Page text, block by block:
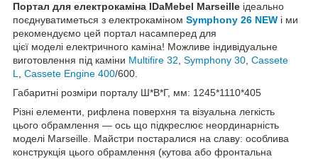
Портал для електрокаміна IDaMebel Marseille ідеально
поєднуватиметься з електрокаміном Symphony 26 NEW і ми
рекомендуємо цей портал насамперед для
цієї моделі електричного каміна! Можливе індивідуальне
виготовлення під каміни Multifire 32, Symphony 30, Cassete
L, Cassete Engine 400/600.
Габаритні розміри порталу Ш*В*Г, мм: 1245*1110*405
Різні елементи, рифлена поверхня та візуальна легкість
цього обрамлення — ось що підкреслює неординарність
моделі Marseille. Майстри постаралися на славу: особлива
конструкція цього обрамлення (кутова або фронтальна